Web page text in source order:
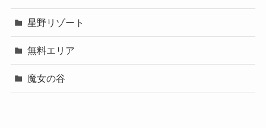
星野リゾート
無料エリア
魔女の谷